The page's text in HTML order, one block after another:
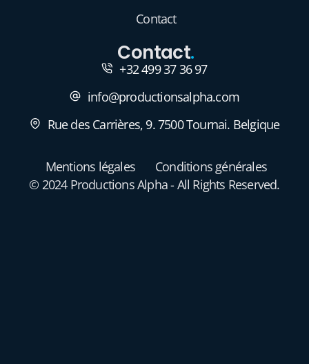
Contact
Contact.
+32 499 37 36 97
info@productionsalpha.com
Rue des Carrières, 9. 7500 Tournai. Belgique
Mentions légales
Conditions générales
© 2024 Productions Alpha - All Rights Reserved.